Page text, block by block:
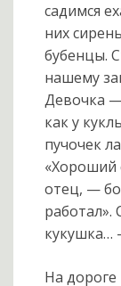
садимся
них
бубенцы.
нашему
Девочка —
как у
пучочек
«Хороший
отец, —
кукушка…
На